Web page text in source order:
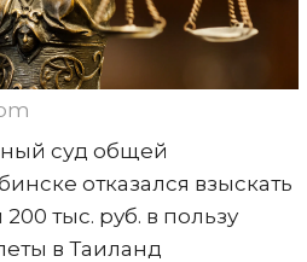
суд общей
отказался взыскать
тыс. руб. в пользу
в Таиланд